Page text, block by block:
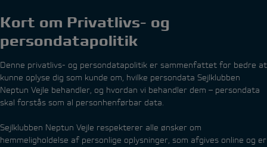
Kort om Privatlivs- og
persondatapolitik
Denne privatlivs- og persondatapolitik er sammenfattet for bedre at
kunne oplyse dig som kunde om, hvilke persondata Sejlklubben
Neptun Vejle behandler, og hvordan vi behandler dem – persondata
skal forstås som al personhenførbar data.
Sejlklubben Neptun Vejle respekterer alle ønsker om
hemmeligholdelse af personlige oplysninger, som afgives online og er